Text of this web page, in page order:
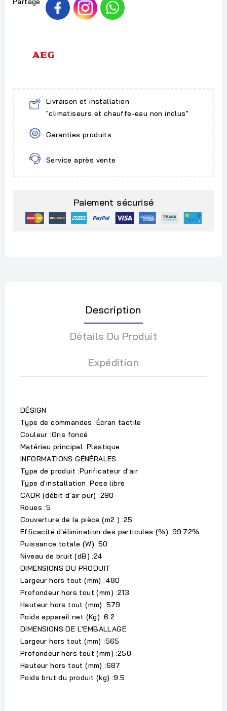
Livraison et installation
"climatiseurs et chauffe-eau non inclus"
Garanties produits
Service après vente
Paiement sécurisé
Description
Détails Du Produit
Expédition
DÉSIGN
Type de commandes :Écran tactile
Couleur :Gris foncé
Matériau principal :Plastique
INFORMATIONS GÉNÉRALES
Type de produit :Purificateur d'air
Type d'installation :Pose libre
CADR (débit d'air pur) :290
Roues :5
Couverture de la pièce (m2 ) :25
Efficacité d'élimination des particules (%) :99.72%
Puissance totale (W) :50
Niveau de bruit (dB) :24
DIMENSIONS DU PRODUIT
Largeur hors tout (mm) :480
Profondeur hors tout (mm) :213
Hauteur hors tout (mm) :579
Poids appareil net (Kg) :6.2
DIMENSIONS DE L'EMBALLAGE
Largeur hors tout (mm) :565
Profondeur hors tout (mm) :250
Hauteur hors tout (mm) :687
Poids brut du produit (kg) :9.5